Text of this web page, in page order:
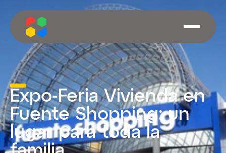
Expo-Feria Vivienda en
Fuente Shopping: un
lugar para toda la